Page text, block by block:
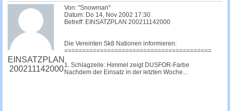
EINSATZPLAN
200211142000
Von: "Snowman"
Datum: Do 14, Nov 2002 17:30
Betreff: EINSATZPLAN 200211142000
Die Vereinten Sk8 Nationen informieren:
=========================================
1. Schlagzeile: Himmel zeigt DUSFOR-Farbe
Nachdem der Einsatz in der letzten Woche...